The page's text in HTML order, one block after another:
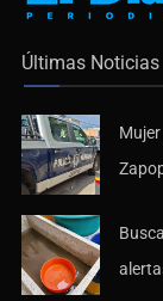
Últimas Noticias